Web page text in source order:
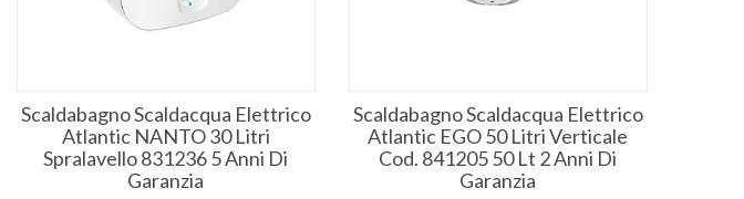
Scaldabagno Scaldacqua Elettrico
Atlantic NANTO 30 Litri
Spralavello 831236 5 Anni Di
Garanzia
Scaldabagno Scaldacqua Elettrico
Atlantic EGO 50 Litri Verticale
Cod. 841205 50 Lt 2 Anni Di
Garanzia